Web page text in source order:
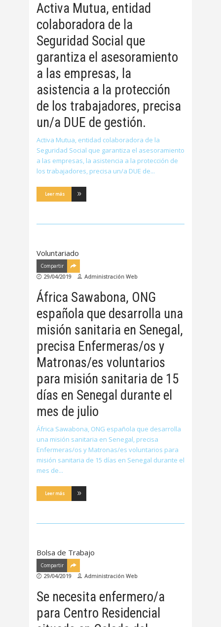
Activa Mutua, entidad
colaboradora de la
Seguridad Social que
garantiza el asesoramiento
a las empresas, la
asistencia a la protección
de los trabajadores, precisa
un/a DUE de gestión.
Activa Mutua, entidad colaboradora de la
Seguridad Social que garantiza el asesoramiento
a las empresas, la asistencia a la protección de
los trabajadores, precisa un/a DUE de
Leer más
Voluntariado
Compartir
29/04/2019 Administración Web
África Sawabona, ONG
española que desarrolla una
misión sanitaria en Senegal,
precisa Enfermeras/os y
Matronas/es voluntarios
para misión sanitaria de 15
días en Senegal durante el
mes de julio
África Sawabona, ONG española que desarrolla
una misión sanitaria en Senegal, precisa
Enfermeras/os y Matronas/es voluntarios para
misión sanitaria de 15 días en Senegal durante el
mes de
Leer más
Bolsa de Trabajo
Compartir
29/04/2019 Administración Web
Se necesita enfermero/a
para Centro Residencial